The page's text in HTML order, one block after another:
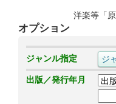
洋楽等「
オプション
ジャンル指定
出版／発行年月